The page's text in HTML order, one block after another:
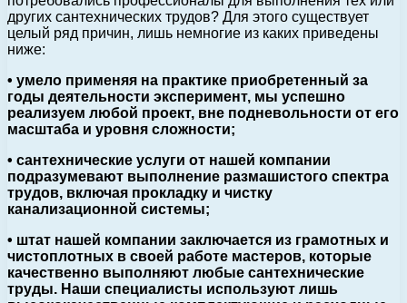
других сантехнических трудов? Для этого существует
целый ряд причин, лишь немногие из каких приведены
ниже:
• умело применяя на практике приобретенный за
годы деятельности эксперимент, мы успешно
реализуем любой проект, вне подневольности от его
масштаба и уровня сложности;
• сантехнические услуги от нашей компании
подразумевают выполнение размашистого спектра
трудов, включая прокладку и чистку
канализационной системы;
• штат нашей компании заключается из грамотных и
чистоплотных в своей работе мастеров, которые
качественно выполняют любые сантехнические
труды. Наши специалисты используют лишь